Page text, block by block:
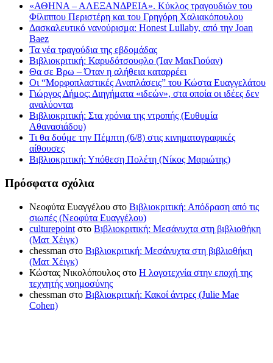
«ΑΘΗΝΑ – ΑΛΕΞΑΝΔΡΕΙΑ». Κύκλος τραγουδιών του
Φίλιππου Περιστέρη και του Γρηγόρη Χαλιακόπουλου
Δασκαλευτικό νανούρισμα: Honest Lullaby, από την Joan
Baez
Τα νέα τραγούδια της εβδομάδας
Βιβλιοκριτική: Καρυδότσουφλο (Ίαν ΜακΓιούαν)
Θα σε Βρω – Όταν η αλήθεια καταρρέει
Οι “Μορφοπλαστικές Αναπλάσεις” του Κώστα Ευαγγελάτου
Γιώργος Δήμος: Διηγήματα «ιδεών», στα οποία οι ιδέες δεν
αναλύονται
Βιβλιοκριτική: Στα χρόνια της ντροπής (Ευθυμία
Αθανασιάδου)
Τι θα δούμε την Πέμπτη (6/8) στις κινηματογραφικές
αίθουσες
Βιβλιοκριτική: Υπόθεση Πολέτη (Νίκος Μαριώτης)
Πρόσφατα σχόλια
Νεοφύτα Ευαγγέλου στο Βιβλιοκριτική: Απόδραση από τις
σιωπές (Νεοφύτα Ευαγγέλου)
culturepoint στο Βιβλιοκριτική: Μεσάνυχτα στη βιβλιοθήκη
(Ματ Χέιγκ)
chessman στο Βιβλιοκριτική: Μεσάνυχτα στη βιβλιοθήκη
(Ματ Χέιγκ)
Κώστας Νικολόπουλος στο Η λογοτεχνία στην εποχή της
τεχνητής νοημοσύνης
chessman στο Βιβλιοκριτική: Κακοί άντρες (Julie Mae
Cohen)